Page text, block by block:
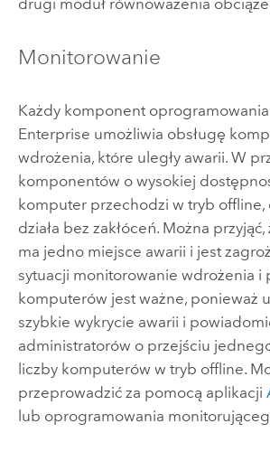
drugi moduł równoważenia
Monitorowanie
Każdy komponent oprogramowania
Enterprise umożliwia obsługę
wdrożenia, które uległy awarii. W
komponentów o wysokiej
komputer przechodzi w tryb offline,
działa bez zakłóceń. Można
ma jedno miejsce awarii i jest
sytuacji monitorowanie wdrożenia i
komputerów jest ważne, ponieważ
szybkie wykrycie awarii i
administratorów o przejściu
liczby komputerów w tryb offline.
przeprowadzić za pomocą aplikacji
lub oprogramowania